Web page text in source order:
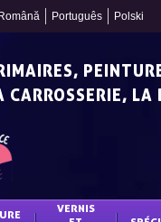
Română Português Polski
CARROSSERIE,
VERNIS